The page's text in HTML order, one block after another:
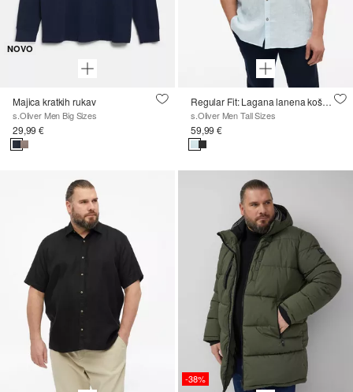
NOVO
Majica kratkih rukav
s.Oliver Men Big Sizes
29,99 €
Regular Fit: Lagana lanena košulja s kent-ovratnikom
s.Oliver Men Tall Sizes
59,99 €
-38%